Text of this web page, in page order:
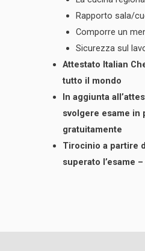
Rapporto sala/
Comporre un
Sicurezza sul
Attestato Italian
tutto il mondo
In aggiunta
svolgere esame in
gratuitamente
Tirocinio a partire
superato l’esame